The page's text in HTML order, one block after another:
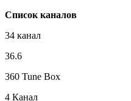
Список каналов
34 канал
36.6
360 Tune Box
4 Канал